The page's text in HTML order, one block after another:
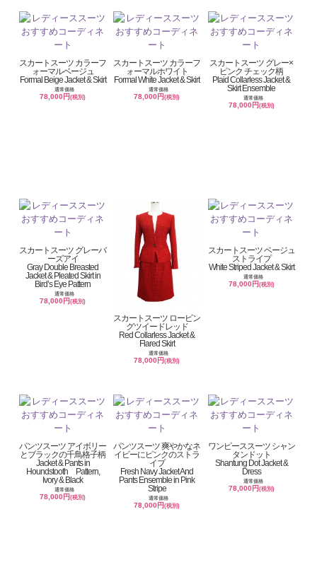
スカートスーツ カラーフ
ォーマルベージュ
Formal Beige Jacket & Skirt
通常価格
78,000円(税別)
スカートスーツ カラーフ
ォーマルホワイト
Formal White Jacket & Skirt
通常価格
78,000円(税別)
スカートスーツ グレー×
ピンク チェック柄
Plaid Collarless Jacket &
Skirt Ensemble
通常価格
78,000円 (税別)
スカートスーツ グレーバ
ーズアイ
Gray Double Breasted
Jacket & Pleated Skirt in
Bird’s Eye Pattern
通常価格
78,000円(税別)
スカートスーツ ロービン
グツイードレッド
Red Collarless Jacket &
Flared Skirt
通常価格
78,000円(税別)
スカートスーツ ベージュ
ストライプ
White Striped Jacket & Skirt
通常価格
78,000円 (税別)
パンツスーツ アイボリー
とブラックの千鳥格子柄
Jacket & Pants in
Houndstooth Pattern,
Ivory & Black
通常価格
78,000円(税別)
パンツスーツ 爽やかなネ
イビーにピンクのストラ
イプ
Fresh Navy Jacket And
Pants Ensemble in Pink
Stripe
通常価格
78,000円(税別)
ワンピーススーツ シャン
タンドット
Shantung Dot Jacket &
Dress
通常価格
78,000円 (税別)